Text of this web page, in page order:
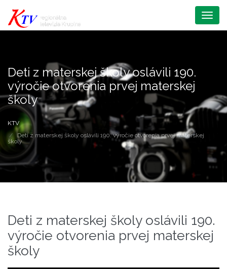
Menu
Deti z materskej školy oslávili 190.
výročie otvorenia prvej materskej
školy
KTV
Deti z materskej školy oslávili 190. výročie otvorenia prvej materskej
školy
Deti z materskej školy oslávili 190.
výročie otvorenia prvej materskej
školy